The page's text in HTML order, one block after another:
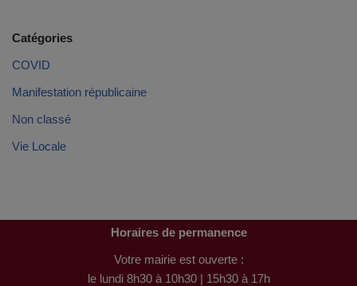
Catégories
COVID
Manifestation républicaine
Non classé
Vie Locale
Horaires de permanence
Votre mairie est ouverte :
le lundi 8h30 à 10h30 | 15h30 à 17h